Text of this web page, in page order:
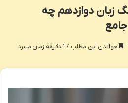
زبان دوازدهم چه
خواندن این مطلب 17 دقیقه زمان میبرد